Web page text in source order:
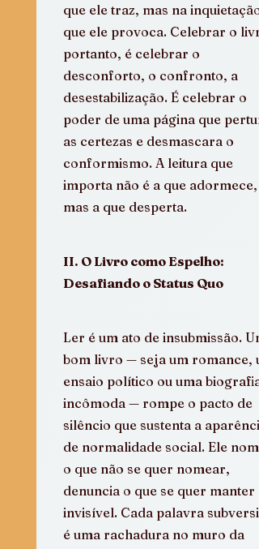
que ele traz, mas na inquietação
que ele provoca. Celebrar o
portanto, é celebrar o
desconforto, o confronto, a
desestabilização. É celebrar o
poder de uma página que
as certezas e desmascara o
conformismo. A leitura que
importa não é a que adormece,
mas a que desperta.
II. O Livro como Espelho:
Desafiando o Status Quo
Ler é um ato de insubmissão.
bom livro — seja um romance,
ensaio político ou uma biografia
incômoda — rompe o pacto de
silêncio que sustenta a
de normalidade social. Ele
o que não se quer nomear,
denuncia o que se quer manter
invisível. Cada palavra
é uma rachadura no muro da